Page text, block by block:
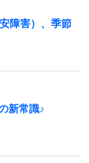
障害）、季節
新常識♪